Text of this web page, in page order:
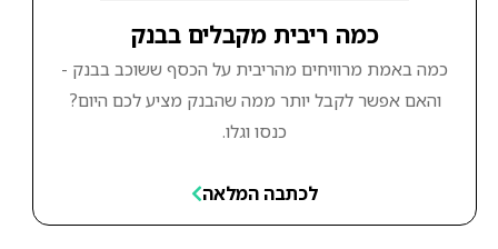
כמה ריבית מקבלים בבנק
כמה באמת מרוויחים מהריבית על הכסף ששוכב בבנק -
והאם אפשר לקבל יותר ממה שהבנק מציע לכם היום?
כנסו וגלו.
לכתבה המלאה